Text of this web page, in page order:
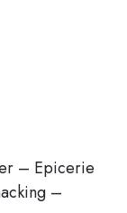
– Epicerie
–